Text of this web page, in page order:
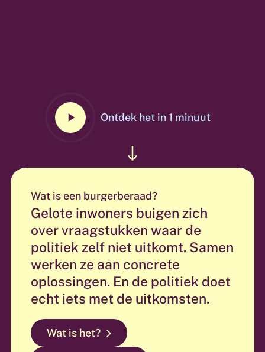
Play
Video
Ontdek het in 1 minuut
Navigate to the next section
Wat is een burgerberaad?
Gelote inwoners buigen zich
over vraagstukken waar de
politiek zelf niet uitkomt. Samen
werken ze aan concrete
oplossingen. En de politiek doet
echt iets met de uitkomsten.
Wat is het?